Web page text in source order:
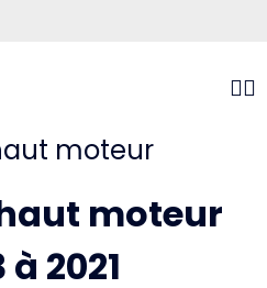
moteur
moteur
2021